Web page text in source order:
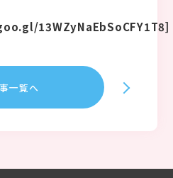
13WZyNaEbSoCFY1T8]
一覧へ